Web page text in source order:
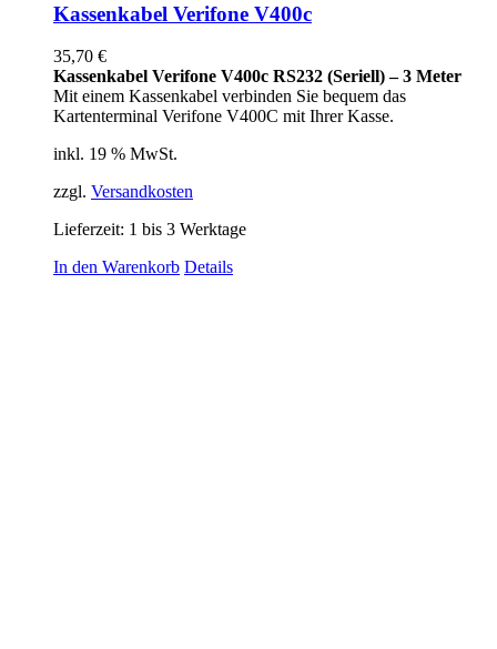
Kassenkabel Verifone V400c
35,70 €
Kassenkabel Verifone V400c RS232 (Seriell) – 3 Meter
Mit einem Kassenkabel verbinden Sie bequem das
Kartenterminal Verifone V400C mit Ihrer Kasse.
inkl. 19 % MwSt.
zzgl. Versandkosten
Lieferzeit: 1 bis 3 Werktage
In den Warenkorb Details